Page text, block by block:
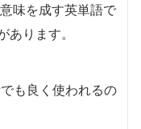
味を成す英単語で
ります。
も良く使われるの